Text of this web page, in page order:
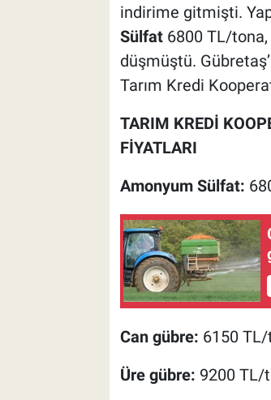
indirime gitmişti.
Sülfat 6800 TL/tona,
düşmüştü.
Tarım Kredi
TARIM KREDİ
FİYATLARI
Amonyum Sülfat:
Can gübre: 6150
Üre gübre: 9200 TL/